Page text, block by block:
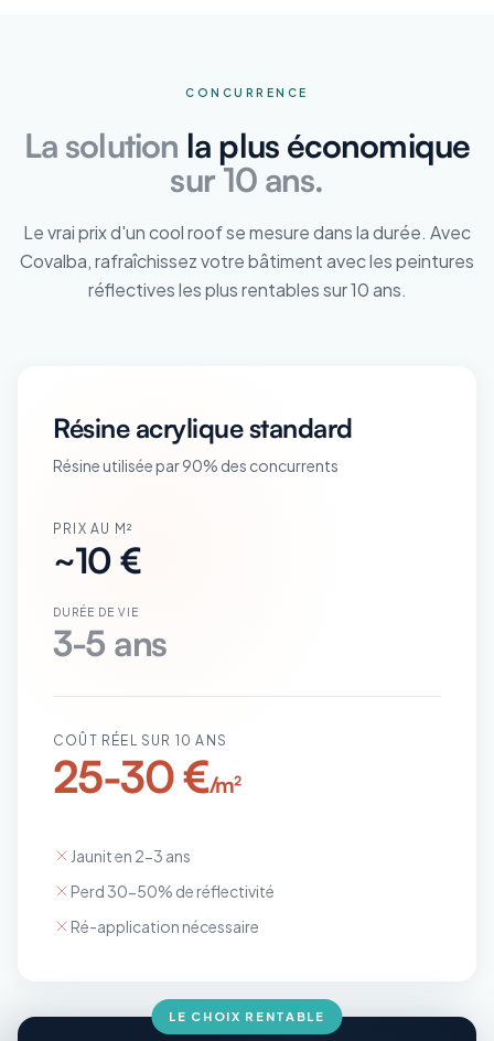
CONCURRENCE
La solution la plus économique
sur 10 ans.
Le vrai prix d'un cool roof se mesure dans la durée. Avec
Covalba, rafraîchissez votre bâtiment avec les peintures
réflectives les plus rentables sur 10 ans.
Résine acrylique standard
Résine utilisée par 90% des concurrents
PRIX AU M²
~10 €
DURÉE DE VIE
3-5 ans
COÛT RÉEL SUR 10 ANS
25-30 €/m²
Jaunit en 2-3 ans
Perd 30-50% de réflectivité
Ré-application nécessaire
LE CHOIX RENTABLE